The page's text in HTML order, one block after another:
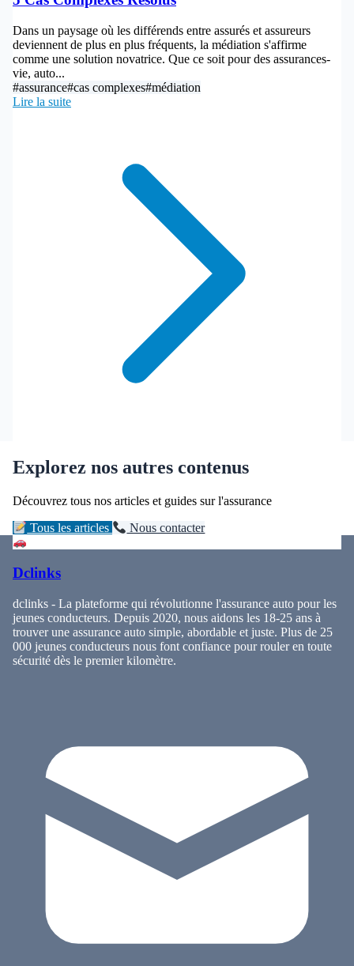
Dans un paysage où les différends entre assurés et assureurs
deviennent de plus en plus fréquents, la médiation s'affirme
comme une solution novatrice. Que ce soit pour des assurances-
vie, auto...
#assurance#cas complexes#médiation
Lire la suite
Explorez nos autres contenus
Découvrez tous nos articles et guides sur l'assurance
Tous les articles Nous contacter
Dclinks
dclinks - La plateforme qui révolutionne l'assurance auto pour les
jeunes conducteurs. Depuis 2020, nous aidons les 18-25 ans à
trouver une assurance auto simple, abordable et juste. Plus de 25
000 jeunes conducteurs nous font confiance pour rouler en toute
sécurité dès le premier kilomètre.